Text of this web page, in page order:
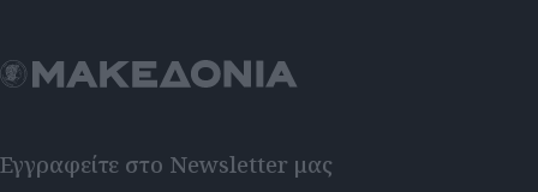
Εγγραφείτε στο Newsletter μας